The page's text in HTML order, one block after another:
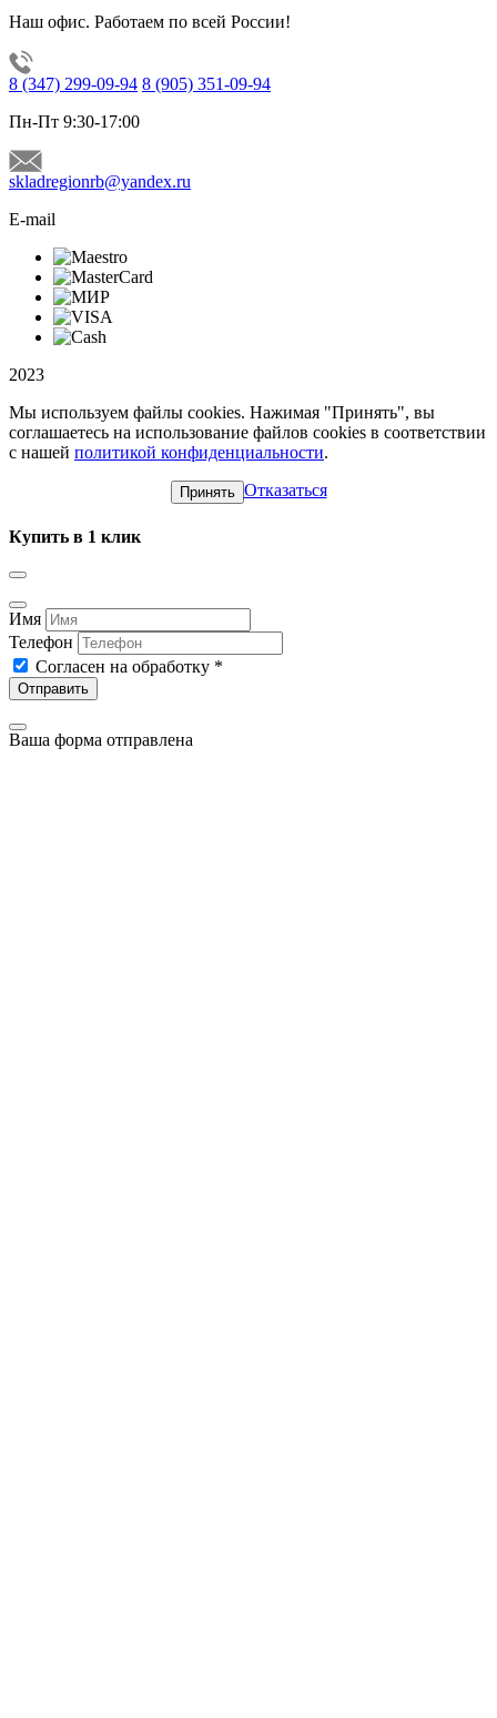
Наш офис. Работаем по всей России!
8 (347) 299-09-94 8 (905) 351-09-94
Пн-Пт 9:30-17:00
skladregionrb@yandex.ru
E-mail
2023
Мы используем файлы cookies. Нажимая "Принять", вы
соглашаетесь на использование файлов cookies в соответствии
с нашей политикой конфиденциальности.
Принять Отказаться
Купить в 1 клик
Имя
Телефон
Согласен на обработку *
Отправить
Ваша форма отправлена